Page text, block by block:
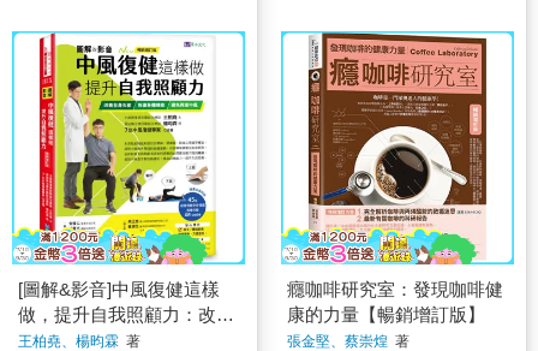
[圖解&影音]中風復健這樣
做，提升自我照顧力：改善
全身失能、恢復身體機能、
王柏堯、楊昀霖 著
癮咖啡研究室：發現咖啡健
康的力量【暢銷增訂版】
張金堅、蔡崇煌 著